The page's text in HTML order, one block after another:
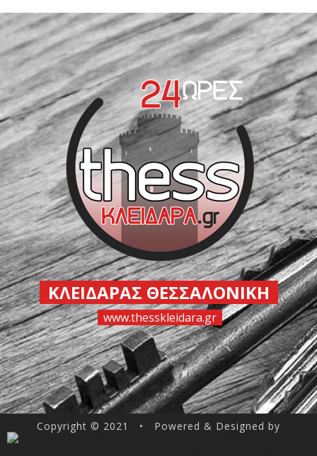
ΚΛΕΙΔΑΡΑΣ ΘΕΣΣΑΛΟΝΙΚΗ
www.thesskleidara.gr
Copyright © 2021 • Powered & Designed by